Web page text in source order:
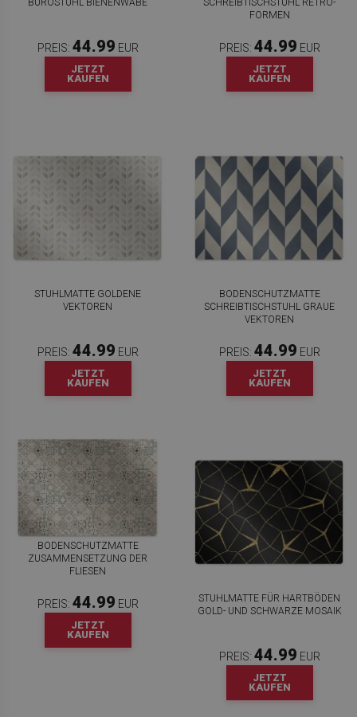
BÜROSTUHL BIENENWABE
PREIS: 44.99 EUR
JETZT
KAUFEN
SCHREIBTISCHSTUHL RETRO-
FORMEN
PREIS: 44.99 EUR
JETZT
KAUFEN
STUHLMATTE GOLDENE
VEKTOREN
PREIS: 44.99 EUR
JETZT
KAUFEN
BODENSCHUTZMATTE
SCHREIBTISCHSTUHL GRAUE
VEKTOREN
PREIS: 44.99 EUR
JETZT
KAUFEN
BODENSCHUTZMATTE
ZUSAMMENSETZUNG DER
FLIESEN
PREIS: 44.99 EUR
JETZT
KAUFEN
STUHLMATTE FÜR HARTBÖDEN
GOLD- UND SCHWARZE MOSAIK
PREIS: 44.99 EUR
JETZT
KAUFEN